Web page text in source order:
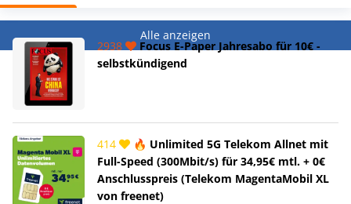
Alle anzeigen
2938
Focus E-Paper Jahresabo für 10€ -
selbstkündigend
414
🔥 Unlimited 5G Telekom Allnet mit
Full-Speed (300Mbit/s) für 34,95€ mtl. + 0€
Anschlusspreis (Telekom MagentaMobil XL
von freenet)